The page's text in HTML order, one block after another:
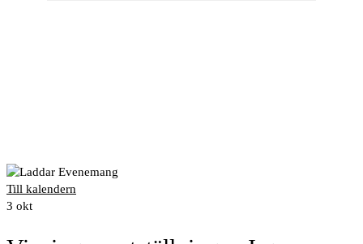
Till kalendern
3 okt